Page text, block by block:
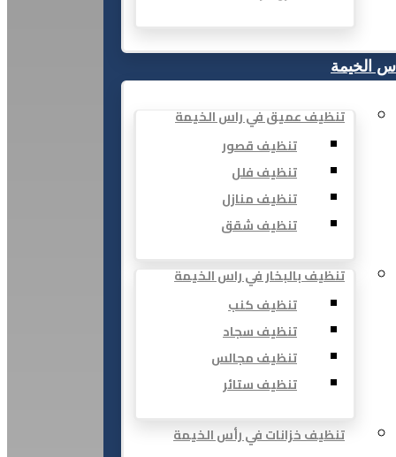
الخيمة
تنظيف عميق في راس الخيمة
تنظيف قصور
تنظيف فلل
تنظيف منازل
تنظيف شقق
تنظيف بالبخار في راس الخيمة
تنظيف كنب
تنظيف سجاد
تنظيف مجالس
تنظيف ستائر
تنظيف خزانات في رأس الخيمة